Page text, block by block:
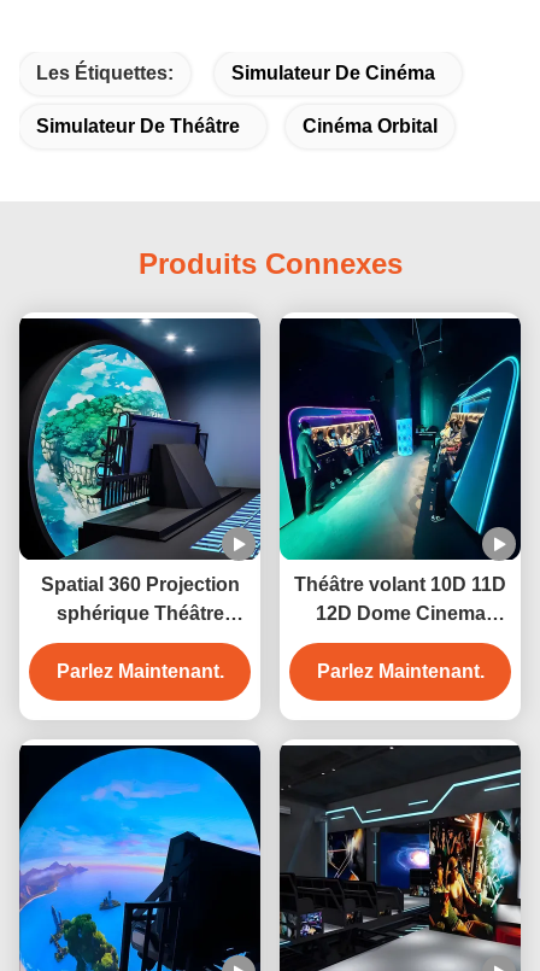
Les Étiquettes: Simulateur De Cinéma
Simulateur De Théâtre Cinéma Orbital
Produits Connexes
Spatial 360 Projection
sphérique Théâtre
Cinéma Projection
Dôme Écran
Parlez Maintenant.
Théâtre volant 10D 11D
12D Dome Cinema
Simulateur de
mouvement de réalité
virtuelle
Parlez Maintenant.